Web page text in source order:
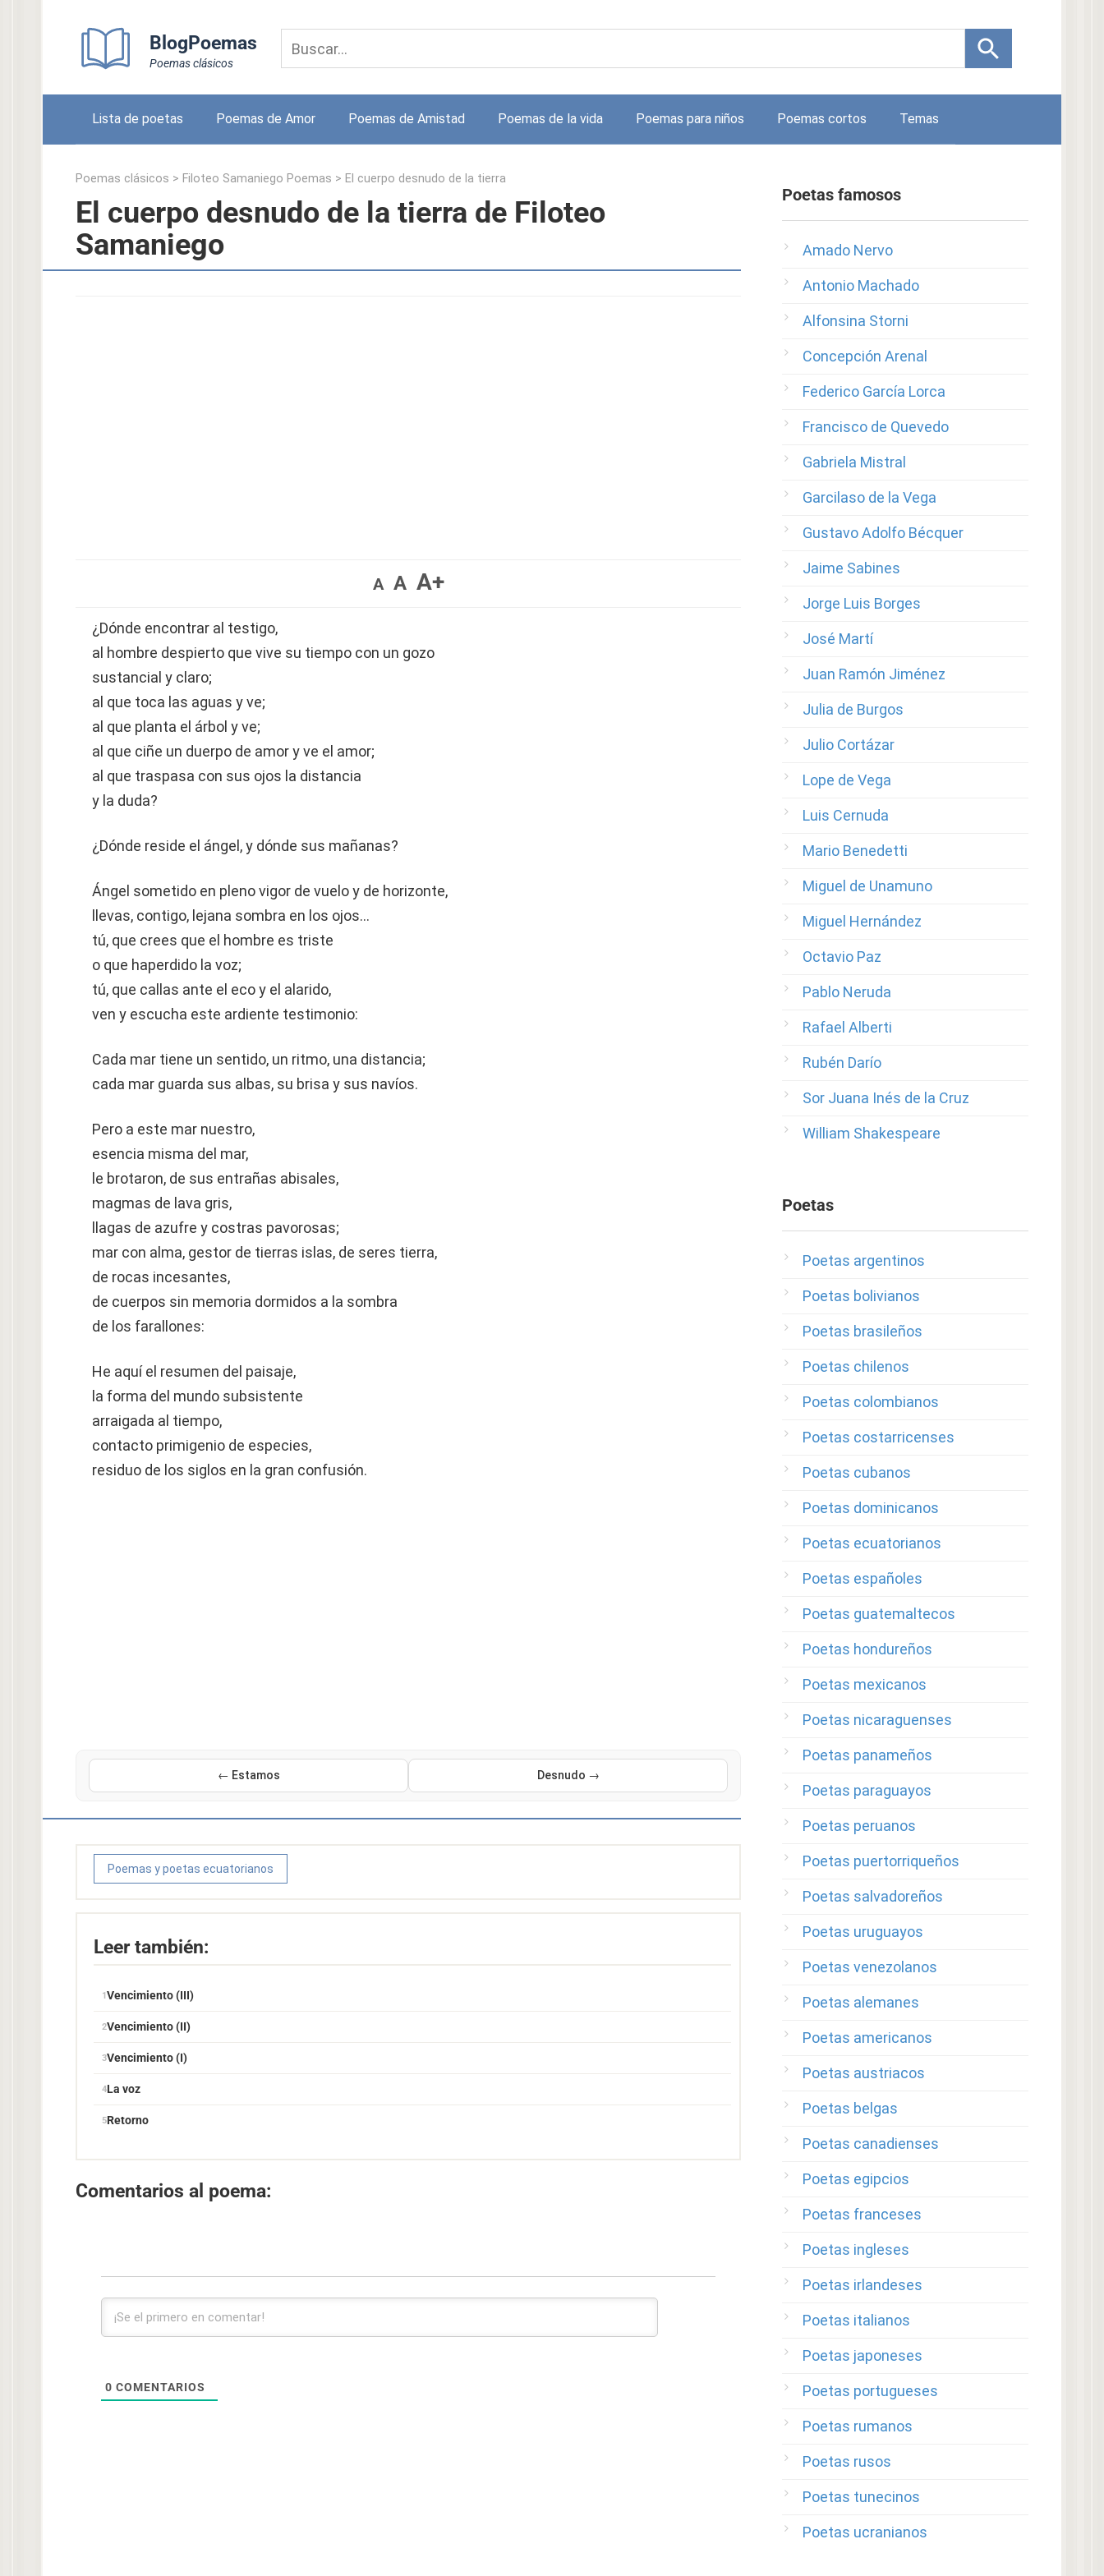
BlogPoemas
Poemas clásicos
Lista de poetas Poemas de Amor Poemas de Amistad Poemas de la vida Poemas para niños Poemas cortos Temas
Poemas clásicos > Filoteo Samaniego Poemas > El cuerpo desnudo de la tierra
El cuerpo desnudo de la tierra de Filoteo
Samaniego
A A A+
¿Dónde encontrar al testigo,
al hombre despierto que vive su tiempo con un gozo
sustancial y claro;
al que toca las aguas y ve;
al que planta el árbol y ve;
al que ciñe un duerpo de amor y ve el amor;
al que traspasa con sus ojos la distancia
y la duda?
¿Dónde reside el ángel, y dónde sus mañanas?
Ángel sometido en pleno vigor de vuelo y de horizonte,
llevas, contigo, lejana sombra en los ojos…
tú, que crees que el hombre es triste
o que haperdido la voz;
tú, que callas ante el eco y el alarido,
ven y escucha este ardiente testimonio:
Cada mar tiene un sentido, un ritmo, una distancia;
cada mar guarda sus albas, su brisa y sus navíos.
Pero a este mar nuestro,
esencia misma del mar,
le brotaron, de sus entrañas abisales,
magmas de lava gris,
llagas de azufre y costras pavorosas;
mar con alma, gestor de tierras islas, de seres tierra,
de rocas incesantes,
de cuerpos sin memoria dormidos a la sombra
de los farallones:
He aquí el resumen del paisaje,
la forma del mundo subsistente
arraigada al tiempo,
contacto primigenio de especies,
residuo de los siglos en la gran confusión.
← Estamos Desnudo →
Poemas y poetas ecuatorianos
Leer también:
Vencimiento (III)
Vencimiento (II)
Vencimiento (I)
La voz
Retorno
Comentarios al poema:
0 COMENTARIOS
Poetas famosos
Amado Nervo
Antonio Machado
Alfonsina Storni
Concepción Arenal
Federico García Lorca
Francisco de Quevedo
Gabriela Mistral
Garcilaso de la Vega
Gustavo Adolfo Bécquer
Jaime Sabines
Jorge Luis Borges
José Martí
Juan Ramón Jiménez
Julia de Burgos
Julio Cortázar
Lope de Vega
Luis Cernuda
Mario Benedetti
Miguel de Unamuno
Miguel Hernández
Octavio Paz
Pablo Neruda
Rafael Alberti
Rubén Darío
Sor Juana Inés de la Cruz
William Shakespeare
Poetas
Poetas argentinos
Poetas bolivianos
Poetas brasileños
Poetas chilenos
Poetas colombianos
Poetas costarricenses
Poetas cubanos
Poetas dominicanos
Poetas ecuatorianos
Poetas españoles
Poetas guatemaltecos
Poetas hondureños
Poetas mexicanos
Poetas nicaraguenses
Poetas panameños
Poetas paraguayos
Poetas peruanos
Poetas puertorriqueños
Poetas salvadoreños
Poetas uruguayos
Poetas venezolanos
Poetas alemanes
Poetas americanos
Poetas austriacos
Poetas belgas
Poetas canadienses
Poetas egipcios
Poetas franceses
Poetas ingleses
Poetas irlandeses
Poetas italianos
Poetas japoneses
Poetas portugueses
Poetas rumanos
Poetas rusos
Poetas tunecinos
Poetas ucranianos